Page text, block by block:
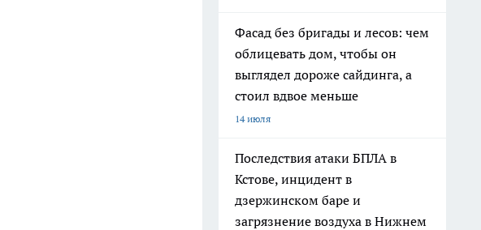
Фасад без бригады и лесов: чем
облицевать дом, чтобы он
выглядел дороже сайдинга, а
стоил вдвое меньше
14 июля
Последствия атаки БПЛА в
Кстове, инцидент в
дзержинском баре и
загрязнение воздуха в Нижнем